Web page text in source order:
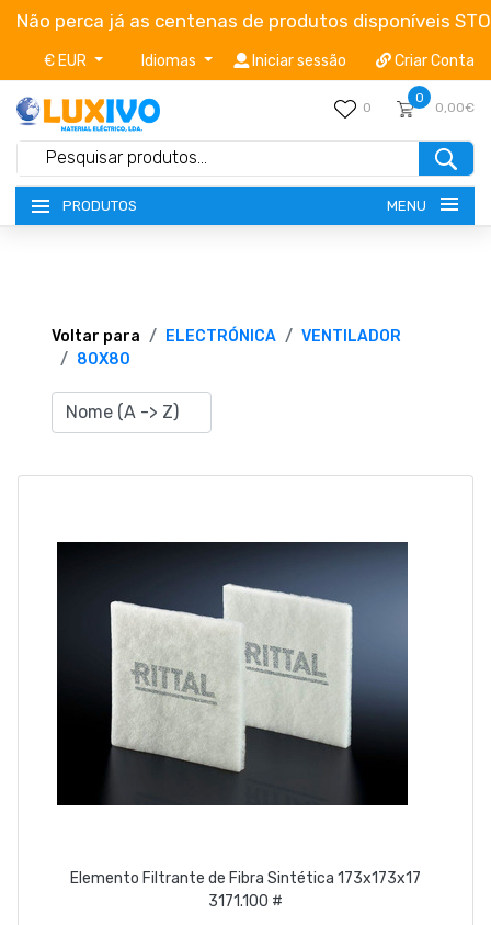
Não perca já as centenas de produtos disponíveis
€ EUR Idiomas Iniciar sessão Criar Conta
0
0
0,00€
PRODUTOS MENU
TERMOS E CONDIÇÕES
geral@luxivo.pt
Voltar para ELECTRÓNICA
VENTILADOR
80X80
Elemento Filtrante de Fibra Sintética 173x173x17
3171.100 #